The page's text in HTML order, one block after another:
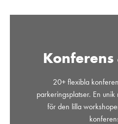
20+ flexibla
parkeringsplatser. En
för den lilla